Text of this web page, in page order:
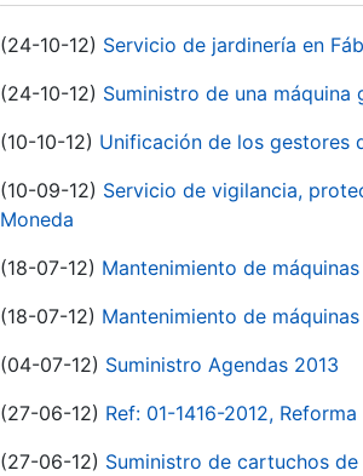
(24-10-12) Servicio de jardinería en
(24-10-12) Suministro de una máquina
(10-10-12) Unificación de los gestores
(10-09-12) Servicio de vigilancia,
Moneda
(18-07-12) Mantenimiento de
(18-07-12) Mantenimiento de
(04-07-12) Suministro Agendas 2013
(27-06-12) Ref: 01-1416-2012,
(27-06-12) Suministro de cartuchos